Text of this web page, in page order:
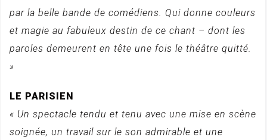
par la belle bande de comédiens. Qui donne couleurs
et magie au fabuleux destin de ce chant – dont les
paroles demeurent en tête une fois le théâtre quitté.
»
LE PARISIEN
« Un spectacle tendu et tenu avec une mise en scène
soignée, un travail sur le son admirable et une